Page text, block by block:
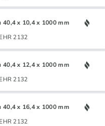
x 10,4 x 1000 mm
2132
x 12,4 x 1000 mm
2132
x 16,4 x 1000 mm
2132